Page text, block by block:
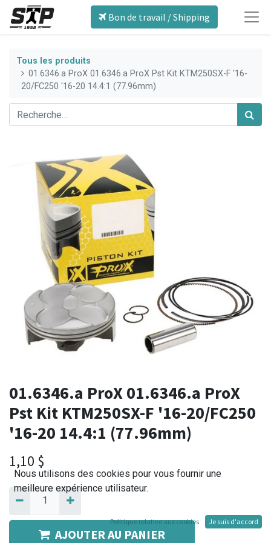
Bon de travail / Shipping
Tous les produits
01.6346.a ProX 01.6346.a ProX Pst Kit KTM250SX-F '16-
20/FC250 '16-20 14.4:1 (77.96mm)
01.6346.a ProX 01.6346.a ProX
Pst Kit KTM250SX-F '16-20/FC250
'16-20 14.4:1 (77.96mm)
1,10 $
AJOUTER AU PANIER
Nous utilisons des cookies pour vous fournir une
meilleure expérience utilisateur.
Politique relative aux cookies Je suis d'accord